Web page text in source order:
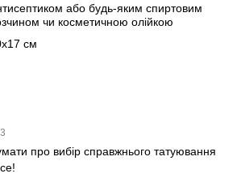
або будь-яким спиртовим
чи косметичною олійкою
см
про вибір справжнього татуювання